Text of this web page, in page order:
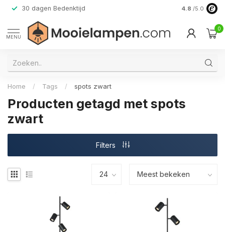
30 dagen Bedenktijd Verzending
4.8 /5.0
MENU
0
Home / Tags / spots zwart
Producten getagd met spots
zwart
Filters